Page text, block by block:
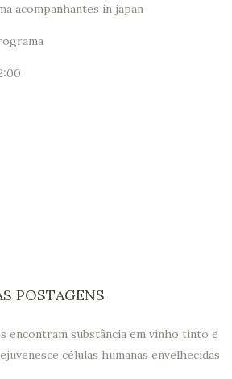
acompanhantes in japan
POSTAGENS
encontram substância em vinho tinto e
células humanas envelhecidas